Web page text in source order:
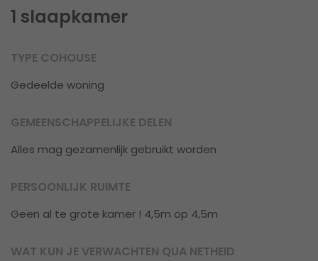
1 slaapkamer
TYPE COHOUSE
Gedeelde woning
GEMEENSCHAPPELIJKE DELEN
Alles mag gezamenlijk gebruikt worden
PERSOONLIJK RUIMTE
Geen al te grote kamer ! 4,5m op 4,5m
WAT KUN JE VERWACHTEN QUA NETHEID